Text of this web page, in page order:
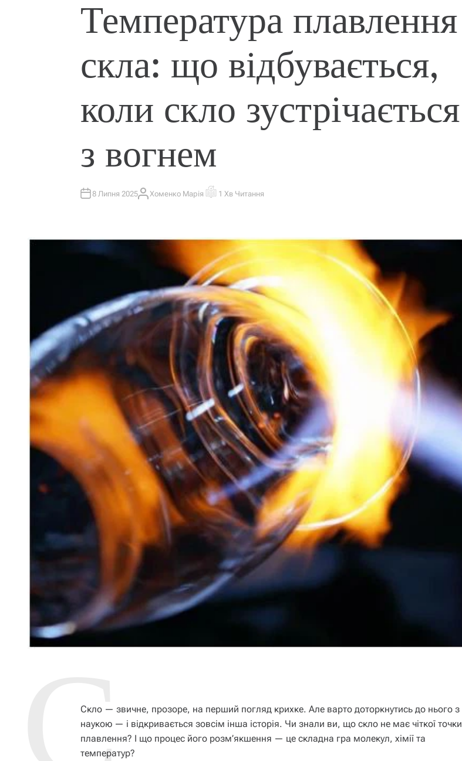
У
А
Т
Температура плавлення
скла: що відбувається,
коли скло зустрічається
з вогнем
8 Липня 2025А
Хоменко Марія О
О
И
Й
Ч
А
С
Ч
И
Т
А
Н
1 Хв Читання
Скло — звичне, прозоре, на перший погляд крихке. Але варто доторкнутись до нього з
наукою — і відкривається зовсім інша історія. Чи знали ви, що скло не має чіткої точки
плавлення? І що процес його розм’якшення — це складна гра молекул, хімії та
температур?